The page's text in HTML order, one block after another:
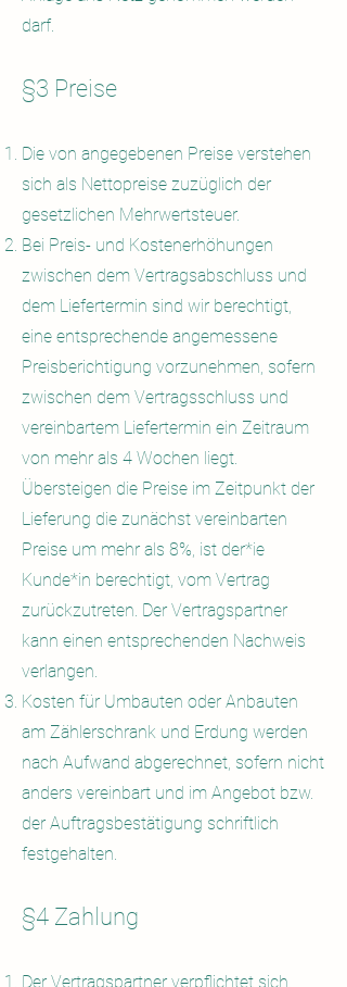
darf.
§3 Preise
Die von angegebenen Preise verstehen
sich als Nettopreise zuzüglich der
gesetzlichen Mehrwertsteuer.
Bei Preis- und Kostenerhöhungen
zwischen dem Vertragsabschluss und
dem Liefertermin sind wir berechtigt,
eine entsprechende angemessene
Preisberichtigung vorzunehmen, sofern
zwischen dem Vertragsschluss und
vereinbartem Liefertermin ein Zeitraum
von mehr als 4 Wochen liegt.
Übersteigen die Preise im Zeitpunkt der
Lieferung die zunächst vereinbarten
Preise um mehr als 8%, ist der*ie
Kunde*in berechtigt, vom Vertrag
zurückzutreten. Der Vertragspartner
kann einen entsprechenden Nachweis
verlangen.
Kosten für Umbauten oder Anbauten
am Zählerschrank und Erdung werden
nach Aufwand abgerechnet, sofern nicht
anders vereinbart und im Angebot bzw.
der Auftragsbestätigung schriftlich
festgehalten.
§4 Zahlung
Der Vertragspartner verpflichtet sich,